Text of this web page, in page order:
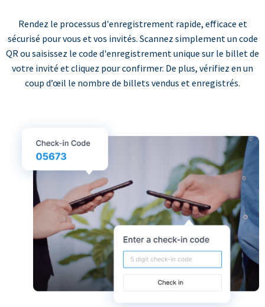
Rendez le processus d'enregistrement rapide, efficace et
sécurisé pour vous et vos invités. Scannez simplement un code
QR ou saisissez le code d'enregistrement unique sur le billet de
votre invité et cliquez pour confirmer. De plus, vérifiez en un
coup d’œil le nombre de billets vendus et enregistrés.